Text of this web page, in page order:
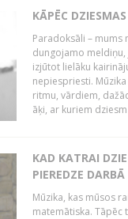
KĀPĒC
Paradoksāli – mums
dungojamo
izjūtot lielāku
nepiespriesti.
ritmu, vārdiem,
āķi, ar kuriem
KAD KATRAI
PIEREDZE
Mūzika, kas mūsos
matemātiska. Tāpēc